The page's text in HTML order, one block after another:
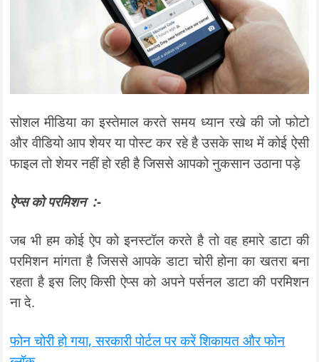
सोशल मीडिया का इस्तेमाल करते समय ध्यान रखे की जो फोटो
और वीडियो आप शेयर या पोस्ट कर रहे है उसके साथ में कोई ऐसी
फाइल तो शेयर नहीं हो रही है जिससे आपको नुकसान उठाना पड़े
ऐप्स को परमिशन :-
जब भी हम कोई ऐप को इनस्टॉल करते है तो वह हमारे डाटा की
परमिशन मांगता है जिससे आपके डाटा चोरी होना का खतरा बना
रहता है इस लिए किसी ऐप्स को अपने पर्सनल डाटा की परमिशन
ना दे.
फोन चोरी हो गया, सरकारी पोर्टल पर करें शिकायत और फोन